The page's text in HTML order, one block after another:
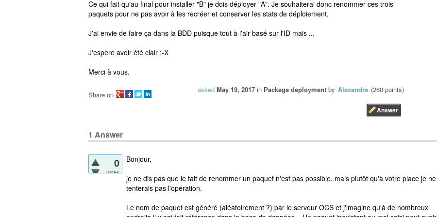
Ce qui fait qu'au final pour installer "B" je dois déployer "A". Je souhaiterai donc renommer ces trois
paquets pour ne pas avoir à les recréer et conserver les stats de déploiement.
J'ai envie de faire ça dans la BDD puisque tout à l'air basé sur l'ID mais ...
J'espère avoir été clair :-X
Merci à vous.
asked May 19, 2017 in Package deployment by Alexandre (260 points)
Share on
1 Answer
0
votes
Bonjour,
je ne dis pas que le fait de renommer un paquet n'est pas possible, mais plutôt qu'à votre place je ne
tenterais pas l'opération.
Le nom de paquet est généré (aléatoirement ?) par le serveur OCS et j'imagine qu'à de nombreux